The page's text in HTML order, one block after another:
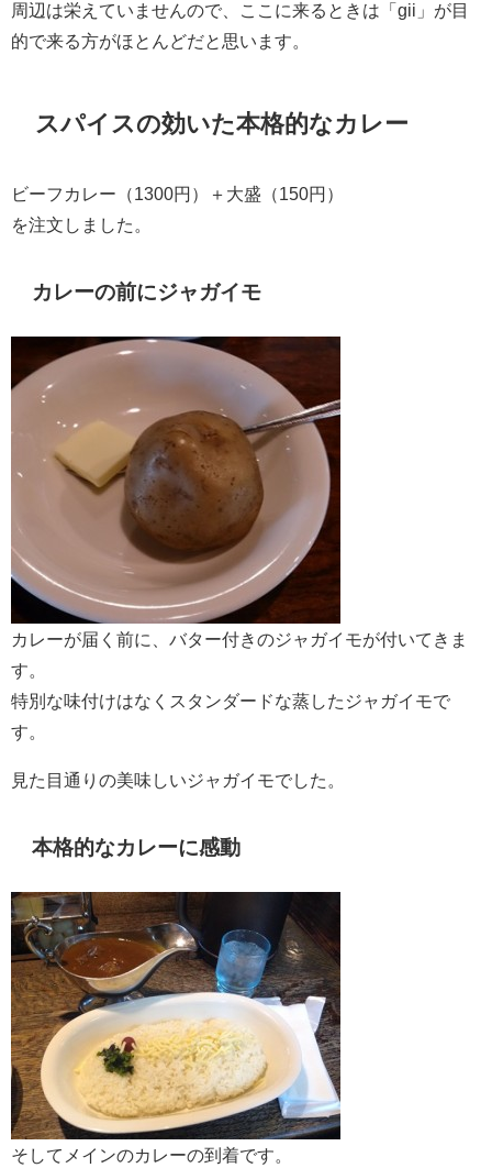
周辺は栄えていませんので、ここに来るときは「gii」が目
的で来る方がほとんどだと思います。
スパイスの効いた本格的なカレー
ビーフカレー（1300円）＋大盛（150円）
を注文しました。
カレーの前にジャガイモ
カレーが届く前に、バター付きのジャガイモが付いてきま
す。
特別な味付けはなくスタンダードな蒸したジャガイモで
す。
見た目通りの美味しいジャガイモでした。
本格的なカレーに感動
そしてメインのカレーの到着です。